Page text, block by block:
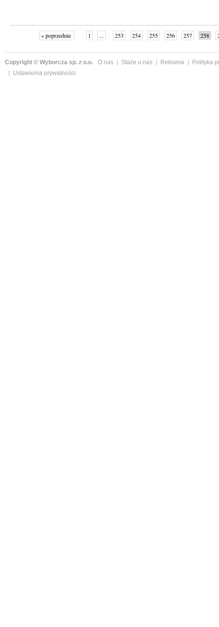
« poprzednie 1 ... 253 254 255 256 257 258
Copyright © Wyborcza sp. z o.o. O nas Staże u nas Reklama
Polityka
Ustawienia prywatności